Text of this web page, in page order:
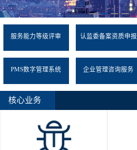
服务能力等级评审 认监委备案资质申报
PMS数字管理系统 企业管理咨询服务
核心业务